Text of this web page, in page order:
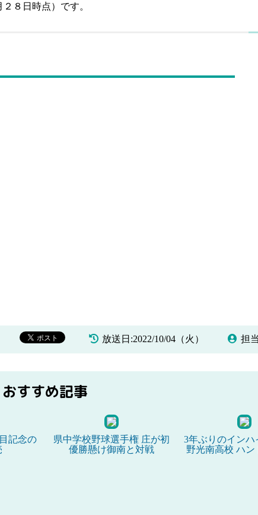
２８日時点）です。
放送日:2022/10/04（火） 担
おすすめ記事
記念の
県中学校野球選手権 庄が初
優勝懸け御南と対戦
3年ぶりのインハ
野光南高校 ハン